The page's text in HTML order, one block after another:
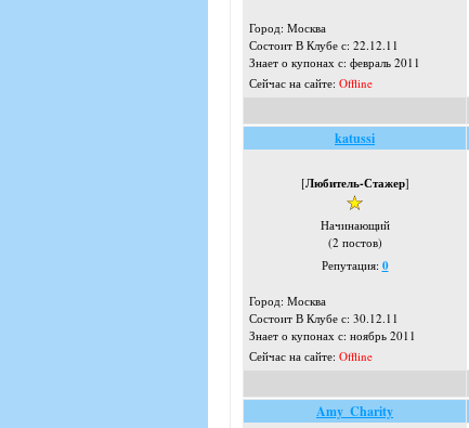
Город: Москва
Состоит В Клубе с: 22.12.11
Знает о купонах с: февраль 2011
Сейчас на сайте: Offline
katussi
[Любитель-Стажер]
Начинающий
(2 постов)
Репутация: 0
Город: Москва
Состоит В Клубе с: 30.12.11
Знает о купонах с: ноябрь 2011
Сейчас на сайте: Offline
Amy_Charity